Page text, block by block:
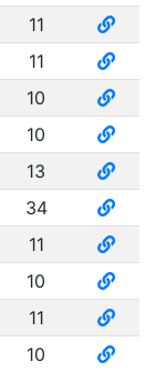
11
11
10
10
13
34
11
10
11
10